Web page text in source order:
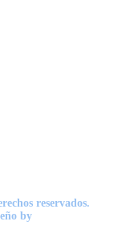
reservados.
by